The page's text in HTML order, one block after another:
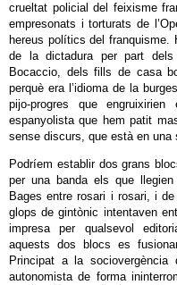
crueltat policial del feixisme
empresonats i torturats de
hereus polítics del franquisme.
de la dictadura per part dels
Bocaccio, dels fills de casa
perquè era l’idioma de la
pijo-progres que engruixirien
espanyolista que hem patit
sense discurs, que està en una
Podríem establir dos grans
per una banda els que llegien
Bages entre rosari i rosari, i
glops de gintònic intentaven
impresa per qualsevol
aquests dos blocs es
Principat a la
autonomista de forma